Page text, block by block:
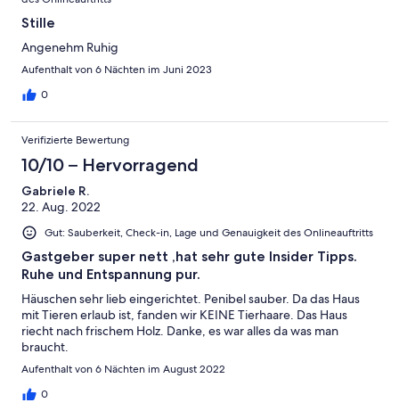
Stille
Angenehm Ruhig
Aufenthalt von 6 Nächten im Juni 2023
0
Verifizierte Bewertung
10/10 – Hervorragend
Gabriele R.
22. Aug. 2022
Gut: Sauberkeit, Check-in, Lage und Genauigkeit des Onlineauftritts
Gastgeber super nett ,hat sehr gute Insider Tipps.
Ruhe und Entspannung pur.
Häuschen sehr lieb eingerichtet. Penibel sauber. Da das Haus
mit Tieren erlaub ist, fanden wir KEINE Tierhaare. Das Haus
riecht nach frischem Holz. Danke, es war alles da was man
braucht.
Aufenthalt von 6 Nächten im August 2022
0